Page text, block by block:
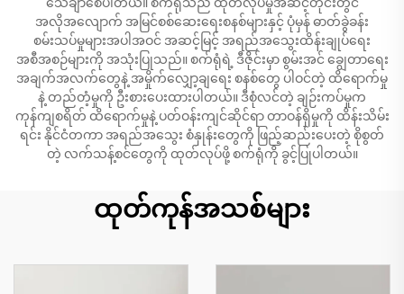
အလိုအလျောက် အမြင်စစ်ဆေးရေးစနစ်များနှင့် ပုံမှန် ဓာတ်ခွဲခန်း
စမ်းသပ်မှုများအပါအဝင် အဆင့်မြင့် အရည်အသွေးထိန်းချုပ်ရေး
အစီအစဉ်များကို အသုံးပြုသည်။ စက်ရုံရဲ့ ဒီဇိုင်းမှာ စွမ်းအင် ချွေတာရေး
အချက်အလက်တွေနဲ့ အမှိုက်လျှော့ချရေး စနစ်တွေ ပါဝင်တဲ့ ထိရောက်မှု
နဲ့ တည်တံ့မှုကို ဦးစားပေးထားပါတယ်။ ဒီစုံလင်တဲ့ ချဉ်းကပ်မှုက
ကုန်ကျစရိတ် ထိရောက်မှုနဲ့ ပတ်ဝန်းကျင်ဆိုင်ရာ တာဝန်ရှိမှုကို ထိန်းသိမ်း
ရင်း နိုင်ငံတကာ အရည်အသွေး စံနှုန်းတွေကို ဖြည့်ဆည်းပေးတဲ့ စိုစွတ်
တဲ့ လက်သန့်စင်တွေကို ထုတ်လုပ်ဖို့ စက်ရုံကို ခွင့်ပြုပါတယ်။
ထုတ်ကုန်အသစ်များ